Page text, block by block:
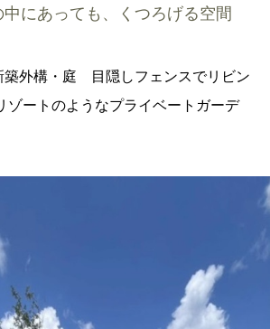
にあっても、くつろげる空間
外構・庭 目隠しフェンスでリビン
ゾートのようなプライベートガーデ